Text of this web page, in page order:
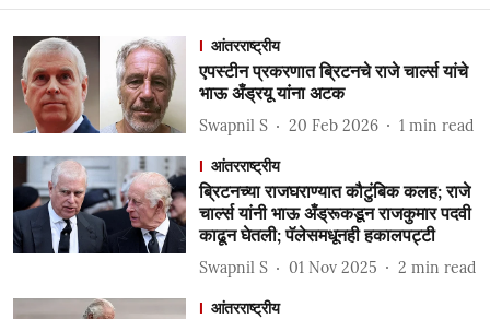
आंतरराष्ट्रीय
एपस्टीन प्रकरणात ब्रिटनचे राजे चार्ल्स यांचे
भाऊ अँड्रयू यांना अटक
Swapnil S 20 Feb 2026 1 min read
आंतरराष्ट्रीय
ब्रिटनच्या राजघराण्यात कौटुंबिक कलह; राजे
चार्ल्स यांनी भाऊ अँड्रूकडून राजकुमार पदवी
काढून घेतली; पॅलेसमधूनही हकालपट्टी
Swapnil S 01 Nov 2025 2 min read
आंतरराष्ट्रीय